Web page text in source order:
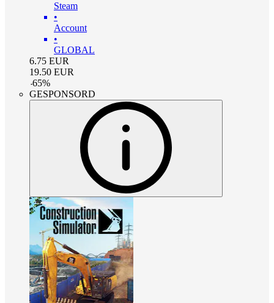
Steam
•
Account
•
GLOBAL
6.75 EUR
19.50 EUR
-65%
GESPONSORD